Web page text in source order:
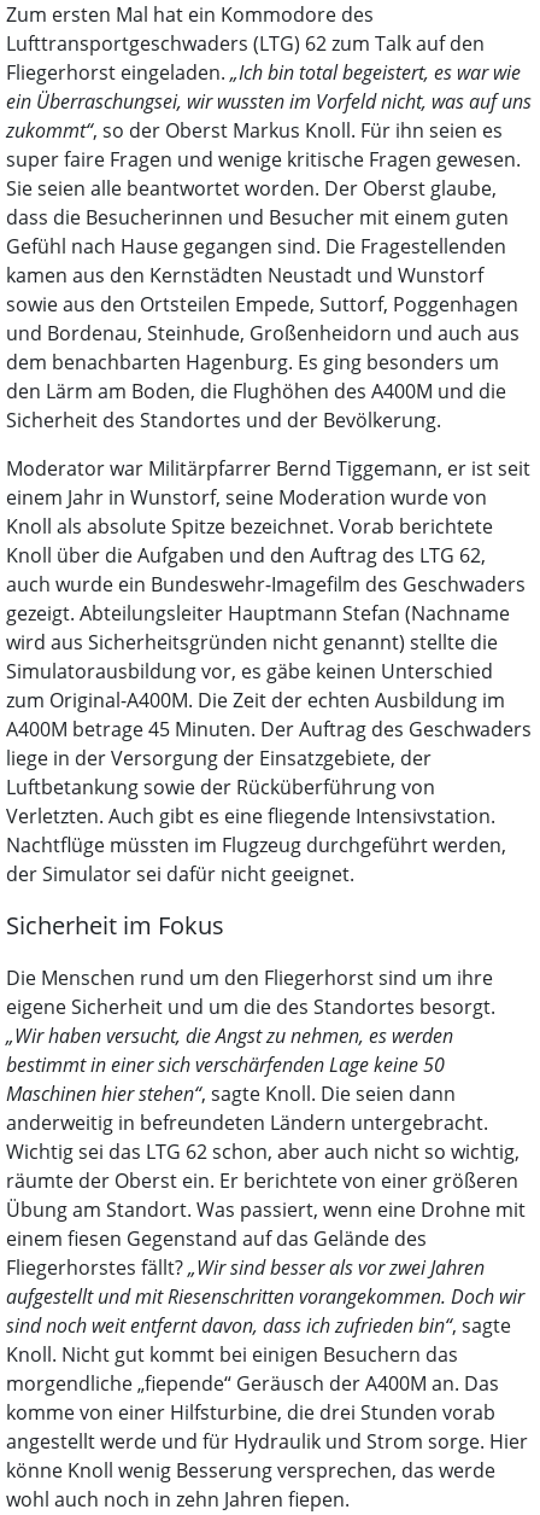
Zum ersten Mal hat ein Kommodore des
Lufttransportgeschwaders (LTG) 62 zum Talk auf den
Fliegerhorst eingeladen. „Ich bin total begeistert, es war wie
ein Überraschungsei, wir wussten im Vorfeld nicht, was auf uns
zukommt“, so der Oberst Markus Knoll. Für ihn seien es
super faire Fragen und wenige kritische Fragen gewesen.
Sie seien alle beantwortet worden. Der Oberst glaube,
dass die Besucherinnen und Besucher mit einem guten
Gefühl nach Hause gegangen sind. Die Fragestellenden
kamen aus den Kernstädten Neustadt und Wunstorf
sowie aus den Ortsteilen Empede, Suttorf, Poggenhagen
und Bordenau, Steinhude, Großenheidorn und auch aus
dem benachbarten Hagenburg. Es ging besonders um
den Lärm am Boden, die Flughöhen des A400M und die
Sicherheit des Standortes und der Bevölkerung.
Moderator war Militärpfarrer Bernd Tiggemann, er ist seit
einem Jahr in Wunstorf, seine Moderation wurde von
Knoll als absolute Spitze bezeichnet. Vorab berichtete
Knoll über die Aufgaben und den Auftrag des LTG 62,
auch wurde ein Bundeswehr-Imagefilm des Geschwaders
gezeigt. Abteilungsleiter Hauptmann Stefan (Nachname
wird aus Sicherheitsgründen nicht genannt) stellte die
Simulatorausbildung vor, es gäbe keinen Unterschied
zum Original-A400M. Die Zeit der echten Ausbildung im
A400M betrage 45 Minuten. Der Auftrag des Geschwaders
liege in der Versorgung der Einsatzgebiete, der
Luftbetankung sowie der Rücküberführung von
Verletzten. Auch gibt es eine fliegende Intensivstation.
Nachtflüge müssten im Flugzeug durchgeführt werden,
der Simulator sei dafür nicht geeignet.
Sicherheit im Fokus
Die Menschen rund um den Fliegerhorst sind um ihre
eigene Sicherheit und um die des Standortes besorgt.
„Wir haben versucht, die Angst zu nehmen, es werden
bestimmt in einer sich verschärfenden Lage keine 50
Maschinen hier stehen“, sagte Knoll. Die seien dann
anderweitig in befreundeten Ländern untergebracht.
Wichtig sei das LTG 62 schon, aber auch nicht so wichtig,
räumte der Oberst ein. Er berichtete von einer größeren
Übung am Standort. Was passiert, wenn eine Drohne mit
einem fiesen Gegenstand auf das Gelände des
Fliegerhorstes fällt?„Wir sind besser als vor zwei Jahren
aufgestellt und mit Riesenschritten vorangekommen. Doch wir
sind noch weit entfernt davon, dass ich zufrieden bin“, sagte
Knoll. Nicht gut kommt bei einigen Besuchern das
morgendliche „fiepende“ Geräusch der A400M an. Das
komme von einer Hilfsturbine, die drei Stunden vorab
angestellt werde und für Hydraulik und Strom sorge. Hier
könne Knoll wenig Besserung versprechen, das werde
wohl auch noch in zehn Jahren fiepen.